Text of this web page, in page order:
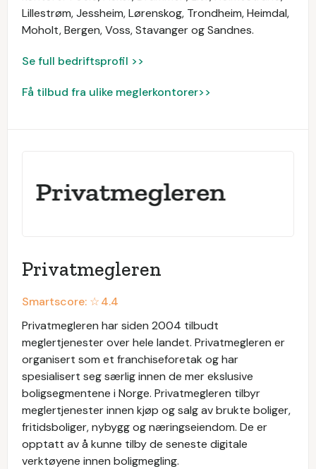
Lillestrøm, Jessheim, Lørenskog, Trondheim, Heimdal,
Moholt, Bergen, Voss, Stavanger og Sandnes.
Se full bedriftsprofil >>
Få tilbud fra ulike meglerkontorer>>
Privatmegleren
Smartscore: ☆4.4
Privatmegleren har siden 2004 tilbudt
meglertjenester over hele landet. Privatmegleren er
organisert som et franchiseforetak og har
spesialisert seg særlig innen de mer ekslusive
boligsegmentene i Norge. Privatmegleren tilbyr
meglertjenester innen kjøp og salg av brukte boliger,
fritidsboliger, nybygg og næringseiendom. De er
opptatt av å kunne tilby de seneste digitale
verktøyene innen boligmegling.